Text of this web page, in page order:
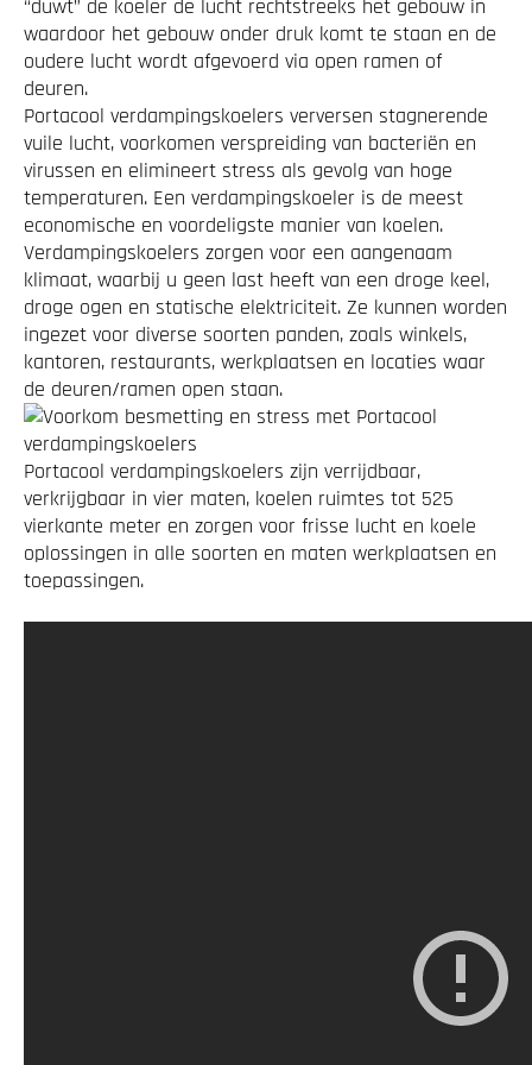
“duwt” de koeler de lucht rechtstreeks het gebouw in
waardoor het gebouw onder druk komt te staan en de
oudere lucht wordt afgevoerd via open ramen of
deuren.
Portacool verdampingskoelers verversen stagnerende
vuile lucht, voorkomen verspreiding van bacteriën en
virussen en elimineert stress als gevolg van hoge
temperaturen. Een verdampingskoeler is de meest
economische en voordeligste manier van koelen.
Verdampingskoelers zorgen voor een aangenaam
klimaat, waarbij u geen last heeft van een droge keel,
droge ogen en statische elektriciteit. Ze kunnen worden
ingezet voor diverse soorten panden, zoals winkels,
kantoren, restaurants, werkplaatsen en locaties waar
de deuren/ramen open staan.
Portacool verdampingskoelers zijn verrijdbaar,
verkrijgbaar in vier maten, koelen ruimtes tot 525
vierkante meter en zorgen voor frisse lucht en koele
oplossingen in alle soorten en maten werkplaatsen en
toepassingen.